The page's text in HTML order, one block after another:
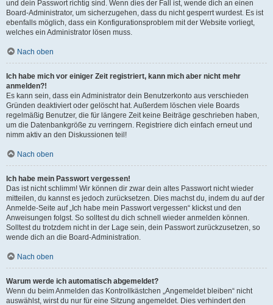
und dein Passwort richtig sind. Wenn dies der Fall ist, wende dich an einen
Board-Administrator, um sicherzugehen, dass du nicht gesperrt wurdest. Es ist
ebenfalls möglich, dass ein Konfigurationsproblem mit der Website vorliegt,
welches ein Administrator lösen muss.
Nach oben
Ich habe mich vor einiger Zeit registriert, kann mich aber nicht mehr
anmelden?!
Es kann sein, dass ein Administrator dein Benutzerkonto aus verschieden
Gründen deaktiviert oder gelöscht hat. Außerdem löschen viele Boards
regelmäßig Benutzer, die für längere Zeit keine Beiträge geschrieben haben,
um die Datenbankgröße zu verringern. Registriere dich einfach erneut und
nimm aktiv an den Diskussionen teil!
Nach oben
Ich habe mein Passwort vergessen!
Das ist nicht schlimm! Wir können dir zwar dein altes Passwort nicht wieder
mitteilen, du kannst es jedoch zurücksetzen. Dies machst du, indem du auf der
Anmelde-Seite auf „Ich habe mein Passwort vergessen“ klickst und den
Anweisungen folgst. So solltest du dich schnell wieder anmelden können.
Solltest du trotzdem nicht in der Lage sein, dein Passwort zurückzusetzen, so
wende dich an die Board-Administration.
Nach oben
Warum werde ich automatisch abgemeldet?
Wenn du beim Anmelden das Kontrollkästchen „Angemeldet bleiben“ nicht
auswählst, wirst du nur für eine Sitzung angemeldet. Dies verhindert den